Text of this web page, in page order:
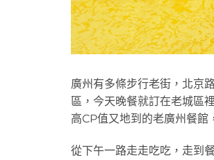
廣州有多條步行老街，北京
區，今天晚餐就訂在老城區
高CP值又地到的老廣州餐館
從下午一路走走吃吃，走到